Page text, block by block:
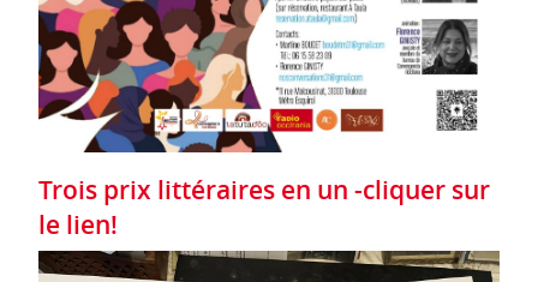
Trois prix littéraires en un -cliquer sur
le lien!